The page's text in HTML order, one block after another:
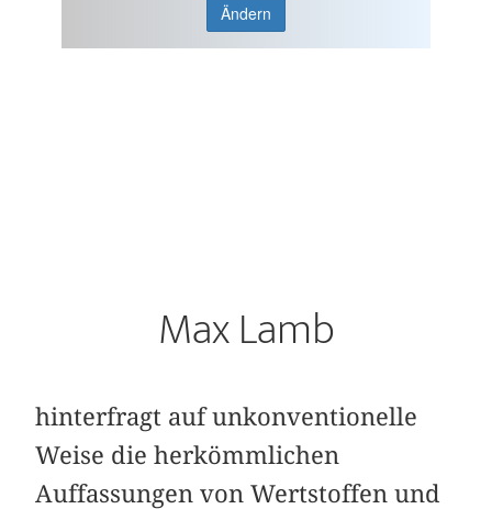
Ändern
Max Lamb
hinterfragt auf unkonventionelle
Weise die herkömmlichen
Auffassungen von Wertstoffen und